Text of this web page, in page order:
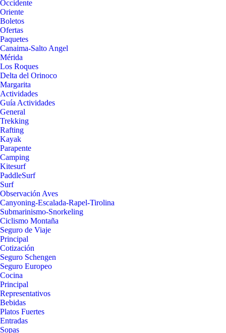
Occidente
Oriente
Boletos
Ofertas
Paquetes
Canaima-Salto Angel
Mérida
Los Roques
Delta del Orinoco
Margarita
Actividades
Guía Actividades
General
Trekking
Rafting
Kayak
Parapente
Camping
Kitesurf
PaddleSurf
Surf
Observación Aves
Canyoning-Escalada-Rapel-Tirolina
Submarinismo-Snorkeling
Ciclismo Montaña
Seguro de Viaje
Principal
Cotización
Seguro Schengen
Seguro Europeo
Cocina
Principal
Representativos
Bebidas
Platos Fuertes
Entradas
Sopas